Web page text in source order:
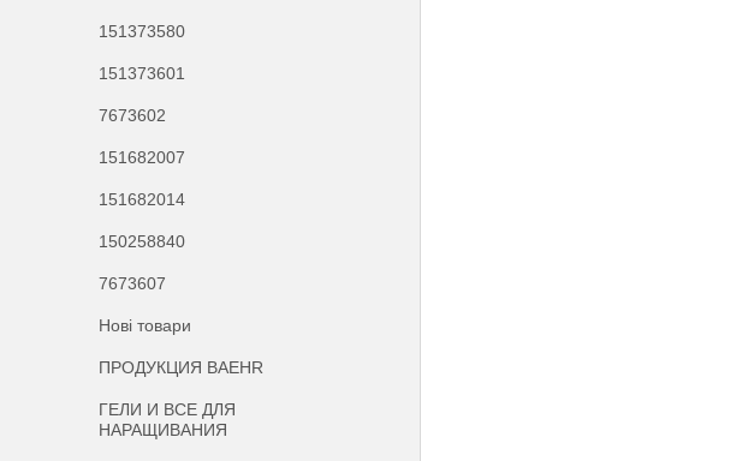
151373580
151373601
7673602
151682007
151682014
150258840
7673607
Нові товари
ПРОДУКЦИЯ BAEHR
ГЕЛИ И ВСЕ ДЛЯ
НАРАЩИВАНИЯ